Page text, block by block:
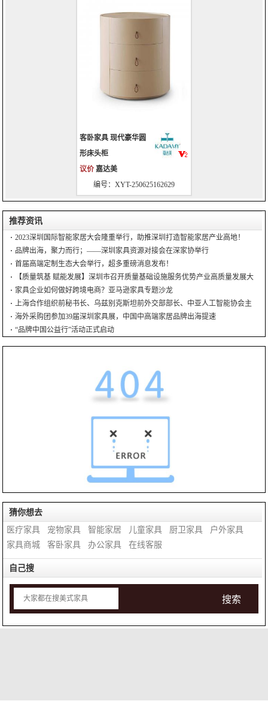
客卧家具 现代豪华圆
形床头柜
议价 嘉达美
编号：XYT-250625162629
推荐资讯
2023深圳国际智能家居大会隆重举行，助推深圳打造智能家居产业高地！
品牌出海，聚力而行；——深圳家具资源对接会在深家协举行
首届高端定制生态大会举行，超多重磅消息发布！
【质量筑基 赋能发展】深圳市召开质量基础设施服务优势产业高质量发展大
会家具企业如何做好跨境电商？亚马逊家具专题沙龙
上海合作组织前秘书长、乌兹别克斯坦前外交部部长、中亚人工智能协会主
席到访深圳家协
海外采购团参加39届深圳家具展，中国中高端家居品牌出海提速
“品牌中国公益行”活动正式启动
猜你想去
医疗家具
宠物家具 智能家居 儿童家具 厨卫家具
户外家具
家具商城
客卧家具 办公家具 在线客服
自己搜
搜索